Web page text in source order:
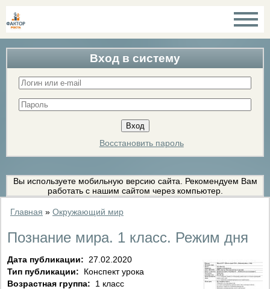
Вход в систему
Восстановить пароль
Вы используете мобильную версию сайта. Рекомендуем Вам
работать с нашим сайтом через компьютер.
Главная » Окружающий мир
Познание мира. 1 класс. Режим дня
Дата публикации:
27.02.2020
Тип публикации:
Конспект урока
Возрастная группа:
1 класс